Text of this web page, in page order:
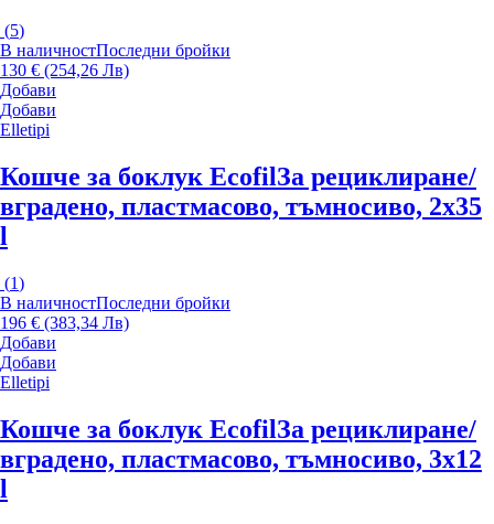
(5)
В наличностПоследни бройки
130 € (254,26 Лв)
Добави
Добави
Elletipi
Кошче за боклук EcofilЗа рециклиране/
вградено, пластмасово, тъмносиво, 2x35
l
(1)
В наличностПоследни бройки
196 € (383,34 Лв)
Добави
Добави
Elletipi
Кошче за боклук EcofilЗа рециклиране/
вградено, пластмасово, тъмносиво, 3x12
l